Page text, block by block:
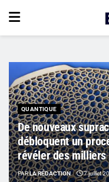
QUANTIQUE
De nouveaux
débloquent un
révéler des milliers
PARLA RÉDACTION 7 juillet